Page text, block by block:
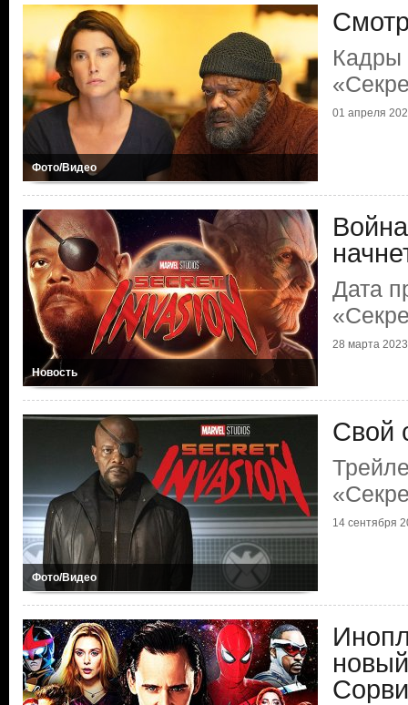
Фото/Видео
Кадры
01 апреля
Новость
Дата
28 марта 2023
Фото/Видео
Свой
14 сентября